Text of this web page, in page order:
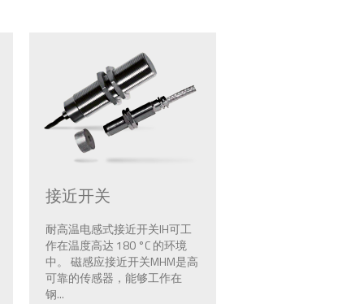
接近开关
耐高温电感式接近开关IH可工
作在温度高达 180 °C 的环境
中。 磁感应接近开关MHM是高
可靠的传感器，能够工作在
钢...